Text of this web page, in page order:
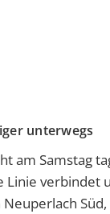
unterwegs
am Samstag
Linie verbindet
Neuperlach